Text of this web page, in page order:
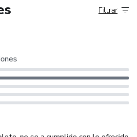
Filtrar